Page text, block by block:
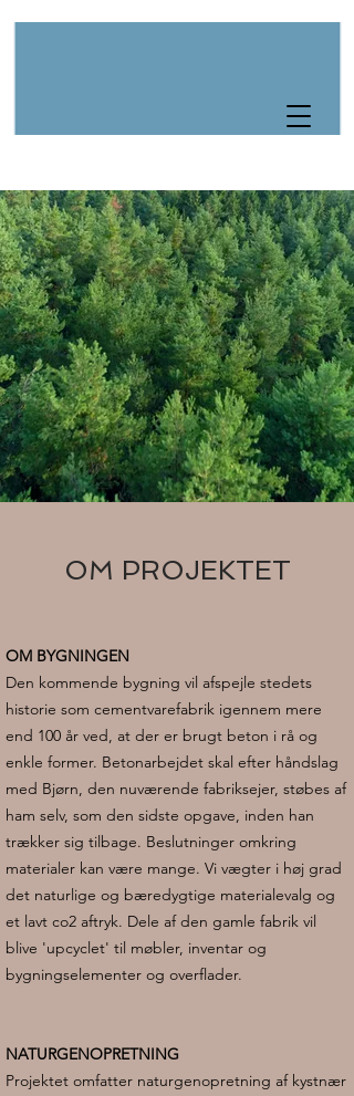
OM PROJEKTET
OM BYGNINGEN
Den kommende bygning vil afspejle stedets
historie som cementvarefabrik igennem mere
end 100 år ved, at der er brugt beton i rå og
enkle former. Betonarbejdet skal efter håndslag
med Bjørn, den nuværende fabriksejer, støbes af
ham selv, som den sidste opgave, inden han
trækker sig tilbage. Beslutninger omkring
materialer kan være mange. Vi vægter i høj grad
det naturlige og bæredygtige materialevalg og
et lavt co2 aftryk. Dele af den gamle fabrik vil
blive 'upcyclet' til møbler, inventar og
bygningselementer og overflader.
NATURGENOPRETNING
Projektet omfatter naturgenopretning af kystnær